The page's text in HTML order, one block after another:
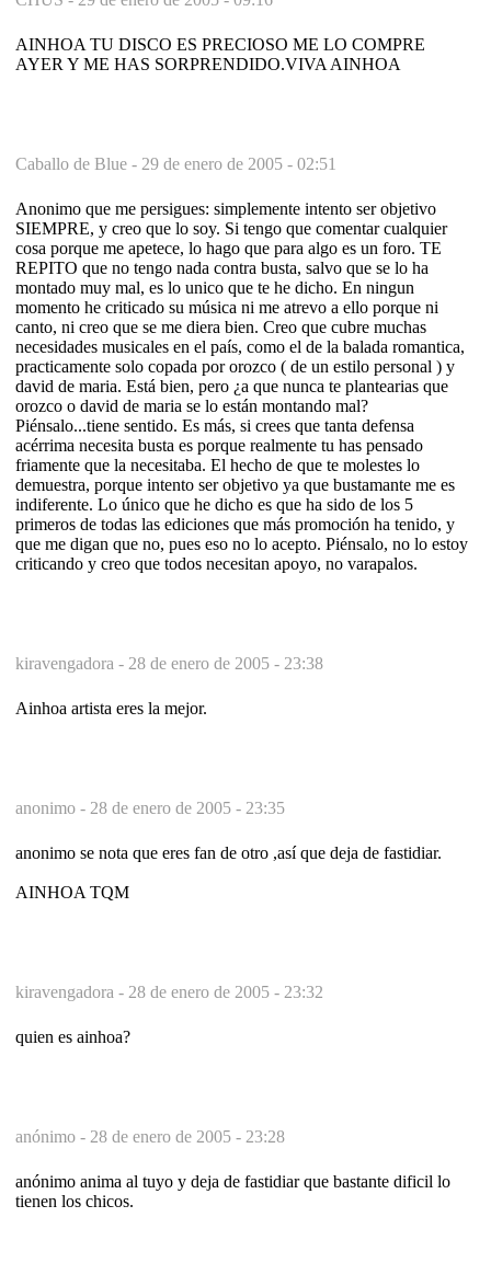
AINHOA TU DISCO ES PRECIOSO ME LO COMPRE
AYER Y ME HAS SORPRENDIDO.VIVA AINHOA
Caballo de Blue - 29 de enero de 2005 - 02:51
Anonimo que me persigues: simplemente intento ser objetivo
SIEMPRE, y creo que lo soy. Si tengo que comentar cualquier
cosa porque me apetece, lo hago que para algo es un foro. TE
REPITO que no tengo nada contra busta, salvo que se lo ha
montado muy mal, es lo unico que te he dicho. En ningun
momento he criticado su música ni me atrevo a ello porque ni
canto, ni creo que se me diera bien. Creo que cubre muchas
necesidades musicales en el país, como el de la balada romantica,
practicamente solo copada por orozco ( de un estilo personal ) y
david de maria. Está bien, pero ¿a que nunca te plantearias que
orozco o david de maria se lo están montando mal?
Piénsalo...tiene sentido. Es más, si crees que tanta defensa
acérrima necesita busta es porque realmente tu has pensado
friamente que la necesitaba. El hecho de que te molestes lo
demuestra, porque intento ser objetivo ya que bustamante me es
indiferente. Lo único que he dicho es que ha sido de los 5
primeros de todas las ediciones que más promoción ha tenido, y
que me digan que no, pues eso no lo acepto. Piénsalo, no lo estoy
criticando y creo que todos necesitan apoyo, no varapalos.
kiravengadora - 28 de enero de 2005 - 23:38
Ainhoa artista eres la mejor.
anonimo - 28 de enero de 2005 - 23:35
anonimo se nota que eres fan de otro ,así que deja de fastidiar.
AINHOA TQM
kiravengadora - 28 de enero de 2005 - 23:32
quien es ainhoa?
anónimo - 28 de enero de 2005 - 23:28
anónimo anima al tuyo y deja de fastidiar que bastante dificil lo
tienen los chicos.